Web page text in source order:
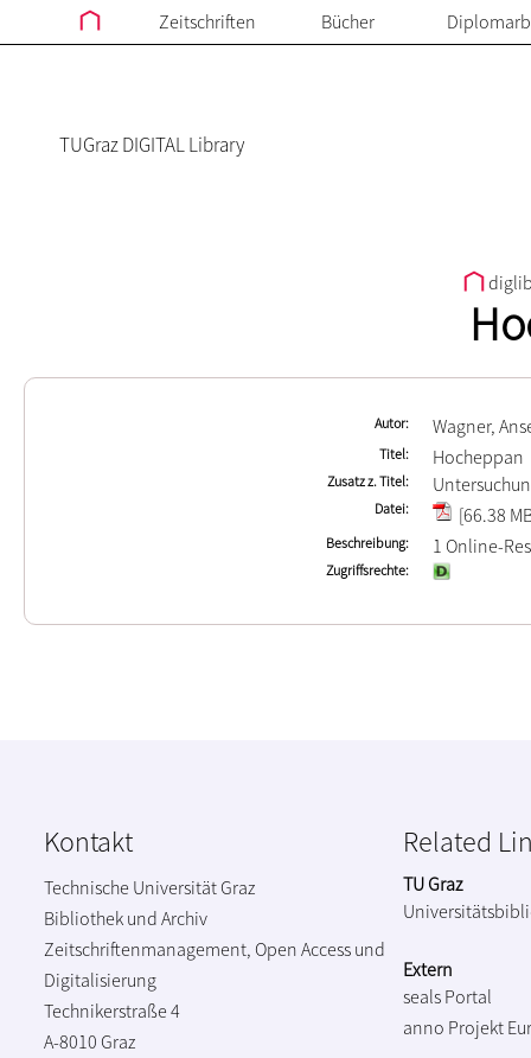
Zeitschriften Bücher
TUGraz DIGITAL Library
Autor Wagner,
Titel Hocheppan
Zusatz z. Titel
Datei [66.38
Beschreibung 1 Online-
Zugriffsrechte
Kontakt
Technische Universität Graz
Bibliothek und Archiv
Zeitschriftenmanagement, Open Access und
Digitalisierung
Technikerstraße 4
A-8010 Graz
Related
TU Graz
Extern
seals Portal
anno Projekt